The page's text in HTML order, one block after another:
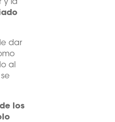
y la
dar
al
los